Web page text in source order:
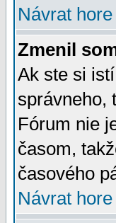
Návrat hore
Zmenil
Ak ste si
správneho,
Fórum nie
časom,
časového
Návrat hore